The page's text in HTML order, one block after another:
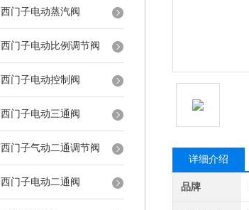
西门子电动蒸汽阀
西门子电动比例调节阀
西门子电动控制阀
西门子电动三通阀
西门子气动二通调节阀
西门子电动二通阀
详细介绍
品牌